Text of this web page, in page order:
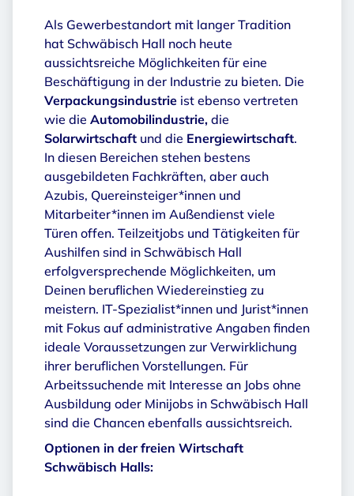
Als Gewerbestandort mit langer Tradition
hat Schwäbisch Hall noch heute
aussichtsreiche Möglichkeiten für eine
Beschäftigung in der Industrie zu bieten. Die
Verpackungsindustrie ist ebenso vertreten
wie die Automobilindustrie, die
Solarwirtschaft und die Energiewirtschaft.
In diesen Bereichen stehen bestens
ausgebildeten Fachkräften, aber auch
Azubis, Quereinsteiger*innen und
Mitarbeiter*innen im Außendienst viele
Türen offen. Teilzeitjobs und Tätigkeiten für
Aushilfen sind in Schwäbisch Hall
erfolgversprechende Möglichkeiten, um
Deinen beruflichen Wiedereinstieg zu
meistern. IT-Spezialist*innen und Jurist*innen
mit Fokus auf administrative Angaben finden
ideale Voraussetzungen zur Verwirklichung
ihrer beruflichen Vorstellungen. Für
Arbeitssuchende mit Interesse an Jobs ohne
Ausbildung oder Minijobs in Schwäbisch Hall
sind die Chancen ebenfalls aussichtsreich.
Optionen in der freien Wirtschaft
Schwäbisch Halls: